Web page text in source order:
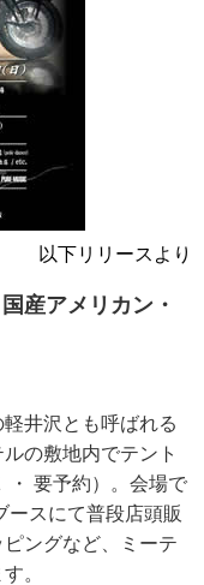
以下リリースより
産アメリカン・
井沢とも呼ばれる
の敷地内でテント
・ 要予約）。会場で
ースにて普段店頭販
ングなど、ミーテ
。